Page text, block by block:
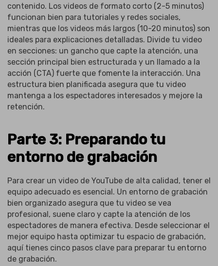
contenido. Los videos de formato corto (2-5 minutos)
funcionan bien para tutoriales y redes sociales,
mientras que los videos más largos (10-20 minutos) son
ideales para explicaciones detalladas. Divide tu video
en secciones: un gancho que capte la atención, una
sección principal bien estructurada y un llamado a la
acción (CTA) fuerte que fomente la interacción. Una
estructura bien planificada asegura que tu video
mantenga a los espectadores interesados y mejore la
retención.
Parte 3: Preparando tu
entorno de grabación
Para crear un video de YouTube de alta calidad, tener el
equipo adecuado es esencial. Un entorno de grabación
bien organizado asegura que tu video se vea
profesional, suene claro y capte la atención de los
espectadores de manera efectiva. Desde seleccionar el
mejor equipo hasta optimizar tu espacio de grabación,
aquí tienes cinco pasos clave para preparar tu entorno
de grabación.